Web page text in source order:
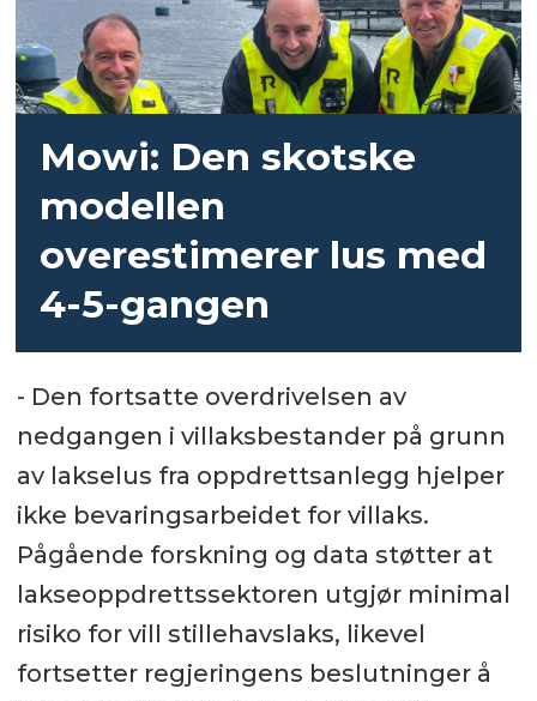
Mowi: Den skotske
modellen
overestimerer lus med
4-5-gangen
- Den fortsatte overdrivelsen av
nedgangen i villaksbestander på grunn
av lakselus fra oppdrettsanlegg hjelper
ikke bevaringsarbeidet for villaks.
Pågående forskning og data støtter at
lakseoppdrettssektoren utgjør minimal
risiko for vill stillehavslaks, likevel
fortsetter regjeringens beslutninger å